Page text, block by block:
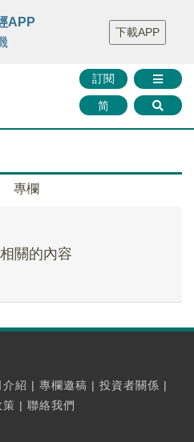
FINMETA 財華證券 媒體矩陣
智庫沙龍
聯絡我們
訂閱
简
APP
下載APP
專欄
關的內容
介紹 | 專欄邀稿 | 投資者關係 |
策 | 聯絡我們